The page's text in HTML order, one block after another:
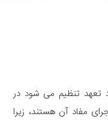
تعهد تنظیم می شود در
مفاد آن هستند، زیرا